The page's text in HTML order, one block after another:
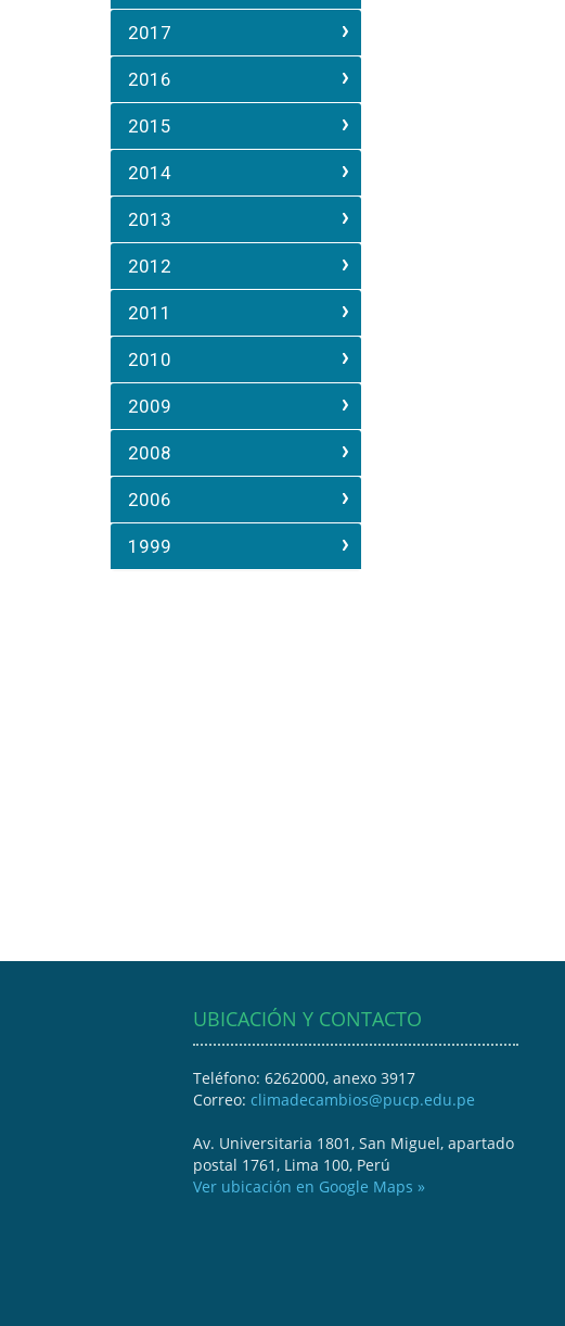
2017
2016
2015
2014
2013
2012
2011
2010
2009
2008
2006
1999
UBICACIÓN Y CONTACTO
Teléfono: 6262000, anexo 3917
Correo: climadecambios@pucp.edu.pe
Av. Universitaria 1801, San Miguel, apartado
postal 1761, Lima 100, Perú
Ver ubicación en Google Maps »